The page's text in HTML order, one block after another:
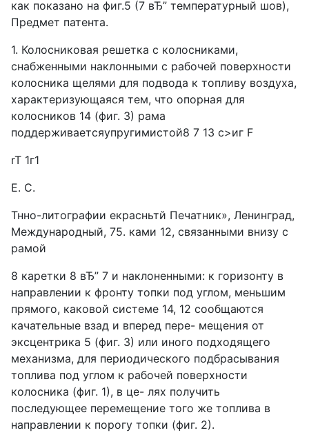
как показано на фиг.5 (7 вЂ” температурный шов),
Предмет патента.
1. Колосниковая решетка с колосниками,
снабженными наклонными с рабочей поверхности
колосника щелями для подвода к топливу воздуха,
характеризующаяся тем, что опорная для
колосников 14 (фиг. 3) рама
поддерживаетсяупругимистой8 7 13 с>иг F
rT 1г1
Е. С.
Тнно-литографии екрасньтй Печатник», Ленинград,
Международный, 75. ками 12, связанными внизу с
рамой
8 каретки 8 вЂ” 7 и наклоненными: к горизонту в
направлении к фронту топки под углом, меньшим
прямого, каковой системе 14, 12 сообщаются
качательные взад и вперед пере- мещения от
эксцентрика 5 (фиг. 3) или иного подходящего
механизма, для периодического подбрасывания
топлива под углом к рабочей поверхности
колосника (фиг. 1), в це- лях получить
последующее перемещение того же топлива в
направлении к порогу топки (фиг. 2).